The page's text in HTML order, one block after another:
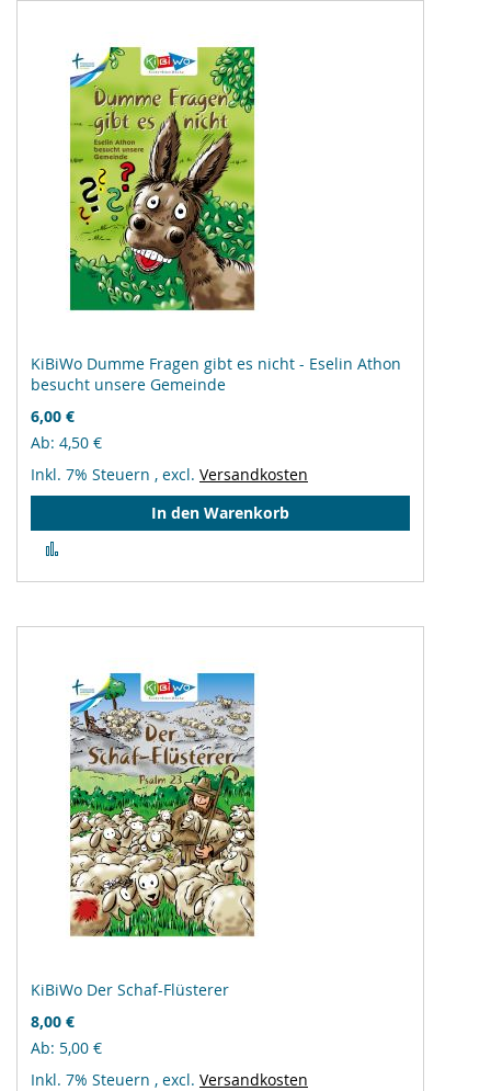
KiBiWo Dumme Fragen gibt es nicht - Eselin Athon
besucht unsere Gemeinde
6,00 €
Ab 4,50 €
Inkl. 7% Steuern , excl. Versandkosten
In den Warenkorb
hinzufügen
KiBiWo Der Schaf-Flüsterer
8,00 €
Ab 5,00 €
Inkl. 7% Steuern , excl. Versandkosten